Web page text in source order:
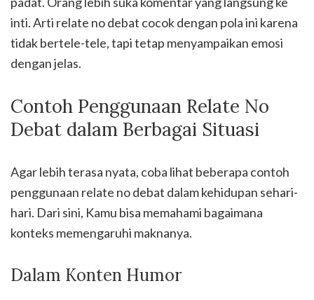
inti. Arti relate no debat cocok dengan pola ini karena
tidak bertele-tele, tapi tetap menyampaikan emosi
dengan jelas.
Contoh Penggunaan Relate No
Debat dalam Berbagai Situasi
Agar lebih terasa nyata, coba lihat beberapa contoh
penggunaan relate no debat dalam kehidupan sehari-
hari. Dari sini, Kamu bisa memahami bagaimana
konteks memengaruhi maknanya.
Dalam Konten Humor